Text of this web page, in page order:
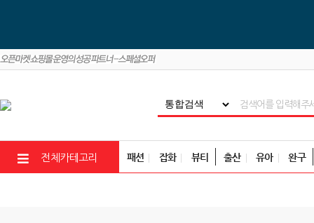
전체카테고리 패션 잡화 뷰티 출산 유아 완구